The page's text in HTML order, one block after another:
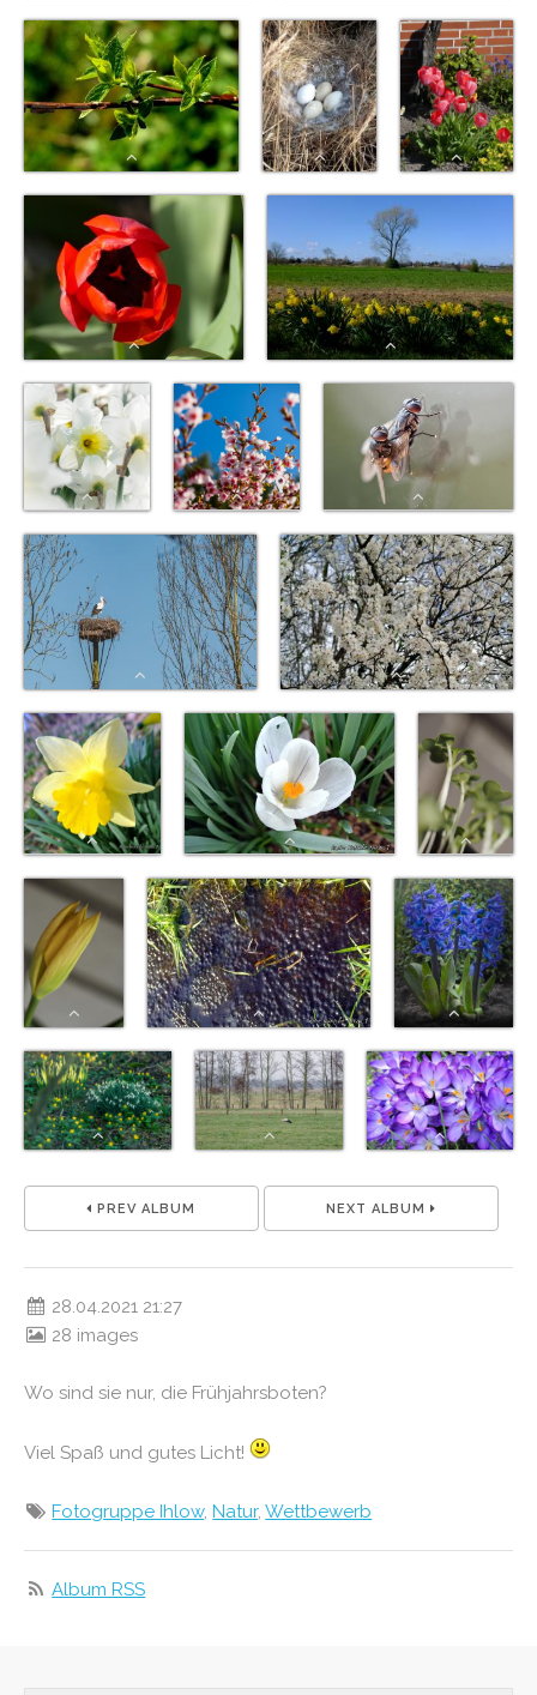
PREV ALBUM NEXT ALBUM
28.04.2021 21:27
28 images
Wo sind sie nur, die Frühjahrsboten?
Viel Spaß und gutes Licht!
Fotogruppe Ihlow,Natur,Wettbewerb
Album RSS